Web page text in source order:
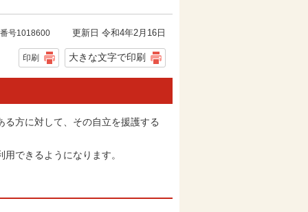
号1018600 更新日 令和4年2月16日
印刷 大きな文字で印刷
方に対して、その自立を援護する
できるようになります。